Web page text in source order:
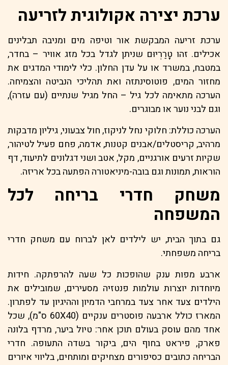
ערכת יצירה אקולוגית לזריעה
ערכת זריעה המבקשת אור וטיפה מים ומניבה תבלינים
אכילים. זהו טֶָרַרְיוּם שניתן לגדל בכל מזג אוויר – בחדר,
במטבח, במשרד או על עדן החלון. כלי לימודי המדגים את
מחזור המים, פוטוסינתזה ואת תהליכי הנביטה והצמיחה.
הערכה מתאימה לכל גיל – החל מגיל שנתיים (עם עזרה),
וגם לבני נוער או מבוגרים.
הערכה כוללת: חלוקי נחל לניקוז, חול צבעוני, גיליון מדבקות
מרהיב, קריסטלים/אבנים קטנות, אדמה, פחם פעיל לטיהור,
שקיות זרעים אורגניים, מקל, אטב ושני דגלונים לתיעוד, דף
הוראות, תמונות וגם בובה-מיניאטורה הפתעה בכל אריזה.
משחק חדרי בריחה לכל
המשפחה
גם בתוך הבית, יש לילדים לאן לברוח עם משחק חדרי
בריחה משפחתי.
ארבע מפות ענק שהופכות כל שעה להרפתקה. חידות
מיוחדות יוצרות עולמות פנטזיה מסעירים, שמובילים את
הילדים צעד אחר צעד במרחבי הדמיון וההיגיון עד לפתרון.
המארז כולל ארבעה פוסטרים ענקיים (60X40 ס"מ), שכל
אחד מהם עוסק בעולם תוכן אחר: טיול ביער, מרדף בלונה
פארק, פיראט בחוף הים, ביקור בשדה התעופה. חדרי
הבריחה כתובים כסיפורים מצחיקים ומותחים, בליווי איורים